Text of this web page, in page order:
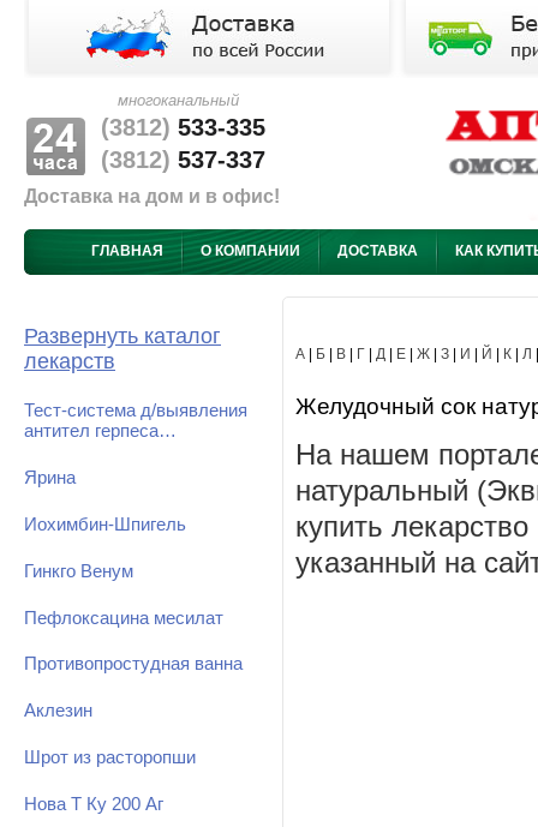
многоканальный
(3812) 533-335
(3812) 537-337
Доставка на дом и в офис!
ГЛАВНАЯ О КОМПАНИИ ДОСТАВКА КАК
Развернуть каталог
лекарств
Тест-система д/выявления
антител герпеса…
Ярина
Иохимбин-Шпигель
Гинкго Венум
Пефлоксацина месилат
Противопростудная ванна
Аклезин
Шрот из расторопши
Нова Т Ку 200 Аг
А Б В Г Д Е Ж З И Й К Л
Желудочный сок
На нашем
натуральный
купить
указанный на